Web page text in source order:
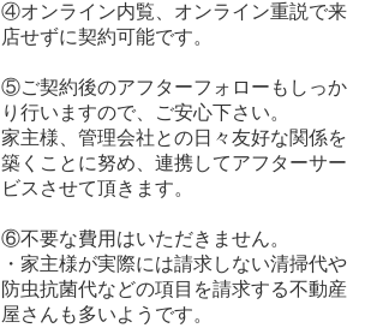
④オンライン内覧、オンライン重説で来
店せずに契約可能です。
⑤ご契約後のアフターフォローもしっか
り行いますので、ご安心下さい。
家主様、管理会社との日々友好な関係を
築くことに努め、連携してアフターサー
ビスさせて頂きます。
⑥不要な費用はいただきません。
・家主様が実際には請求しない清掃代や
防虫抗菌代などの項目を請求する不動産
屋さんも多いようです。